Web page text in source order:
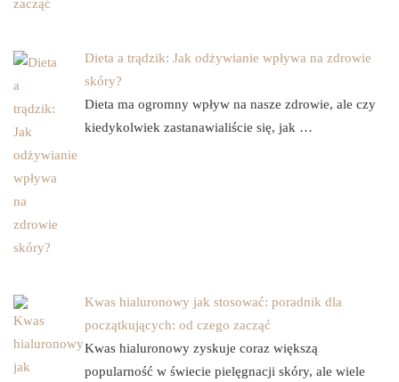
Dieta a trądzik: Jak odżywianie wpływa na zdrowie
skóry?
Dieta ma ogromny wpływ na nasze zdrowie, ale czy
kiedykolwiek zastanawialiście się, jak …
Kwas hialuronowy jak stosować: poradnik dla
początkujących: od czego zacząć
Kwas hialuronowy zyskuje coraz większą
popularność w świecie pielęgnacji skóry, ale wiele